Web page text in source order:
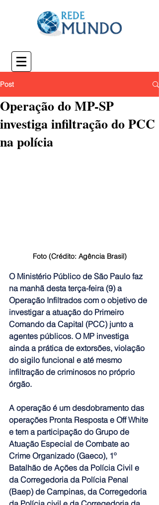
Post
Operação do MP-SP
investiga infiltração do PCC
na polícia
Foto (Crédito: Agência Brasil)
O Ministério Público de São Paulo faz
na manhã desta terça-feira (9) a
Operação Infiltrados com o objetivo de
investigar a atuação do Primeiro
Comando da Capital (PCC) junto a
agentes públicos. O MP investiga
ainda a prática de extorsões, violação
do sigilo funcional e até mesmo
infiltração de criminosos no próprio
órgão.
A operação é um desdobramento das
operações Pronta Resposta e Off White
e tem a participação do Grupo de
Atuação Especial de Combate ao
Crime Organizado (Gaeco), 1º
Batalhão de Ações da Polícia Civil e
da Corregedoria da Polícia Penal
(Baep) de Campinas, da Corregedoria